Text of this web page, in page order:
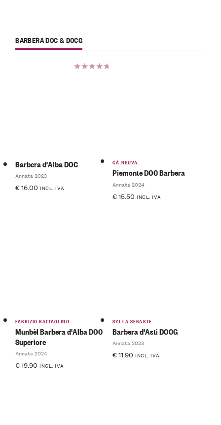
BARBERA DOC & DOCG
Barbera d'Alba DOC
Annata 2023
€16.00 INCL. IVA
CÀ NEUVA
Piemonte DOC Barbera
Annata 2024
€15.50 INCL. IVA
FABRIZIO BATTAGLINO
Munbèl Barbera d'Alba DOC
Superiore
Annata 2024
€19.90 INCL. IVA
SYLLA SEBASTE
Barbera d'Asti DOCG
Annata 2023
€11.90 INCL. IVA